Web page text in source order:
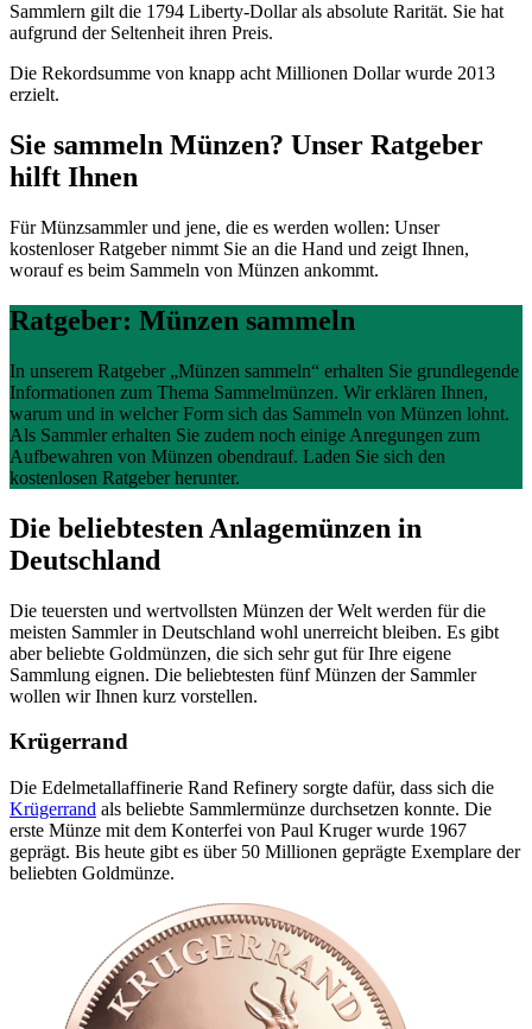
Sammlern gilt die 1794 Liberty-Dollar als absolute Rarität. Sie hat
aufgrund der Seltenheit ihren Preis.
Die Rekordsumme von knapp acht Millionen Dollar wurde 2013
erzielt.
Sie sammeln Münzen? Unser Ratgeber
hilft Ihnen
Für Münzsammler und jene, die es werden wollen: Unser
kostenloser Ratgeber nimmt Sie an die Hand und zeigt Ihnen,
worauf es beim Sammeln von Münzen ankommt.
Ratgeber: Münzen sammeln
In unserem Ratgeber „Münzen sammeln“ erhalten Sie grundlegende
Informationen zum Thema Sammelmünzen. Wir erklären Ihnen,
warum und in welcher Form sich das Sammeln von Münzen lohnt.
Als Sammler erhalten Sie zudem noch einige Anregungen zum
Aufbewahren von Münzen obendrauf. Laden Sie sich den
kostenlosen Ratgeber herunter.
Die beliebtesten Anlagemünzen in
Deutschland
Die teuersten und wertvollsten Münzen der Welt werden für die
meisten Sammler in Deutschland wohl unerreicht bleiben. Es gibt
aber beliebte Goldmünzen, die sich sehr gut für Ihre eigene
Sammlung eignen. Die beliebtesten fünf Münzen der Sammler
wollen wir Ihnen kurz vorstellen.
Krügerrand
Die Edelmetallaffinerie Rand Refinery sorgte dafür, dass sich die
Krügerrand als beliebte Sammlermünze durchsetzen konnte. Die
erste Münze mit dem Konterfei von Paul Kruger wurde 1967
geprägt. Bis heute gibt es über 50 Millionen geprägte Exemplare der
beliebten Goldmünze.